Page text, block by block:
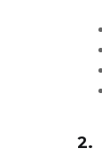
2.